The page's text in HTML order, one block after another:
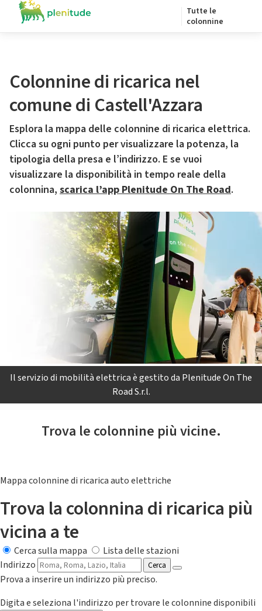
Tutte le
colonnine
Colonnine di ricarica nel
comune di Castell'Azzara
Esplora la mappa delle colonnine di ricarica elettrica.
Clicca su ogni punto per visualizzare la potenza, la
tipologia della presa e l’indirizzo. E se vuoi
visualizzare la disponibilità in tempo reale della
colonnina, scarica l’app Plenitude On The Road.
Il servizio di mobilità elettrica è gestito da Plenitude On The
Road S.r.l.
Trova le colonnine più vicine.
Mappa colonnine di ricarica auto elettriche
Trova la colonnina di ricarica più
vicina a te
Cerca sulla mappa
Lista delle stazioni
Indirizzo
Cerca
Prova a inserire un indirizzo più preciso.
Digita e seleziona l'indirizzo per trovare le colonnine disponibili